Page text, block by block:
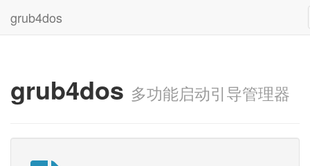
grub4dos
grub4dos 多功能启动引导管理器